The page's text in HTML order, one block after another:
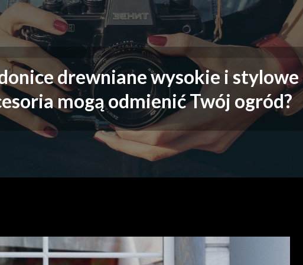
Moje absolutne must have
Moje must have
drewniane wysokie i stylowe
mogą odmienić Twój ogród?